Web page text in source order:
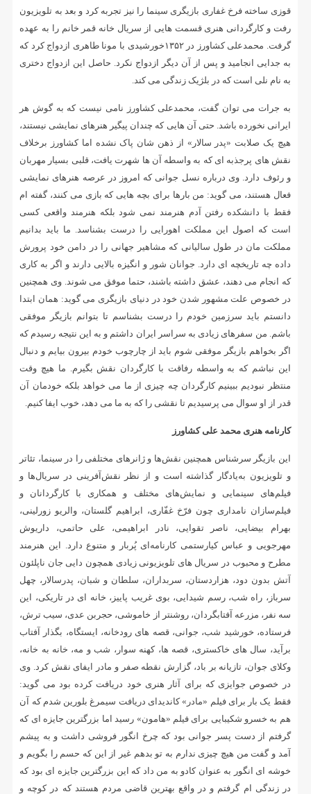
قوزی ساخته فرخ غفاری بازیگری سینما را نیز تجربه کرد و بعد به تلویزیون
رفت و کارگردانی هنری قسمت هایی از سریال خانه قمر خانم را به عهده
گرفت. محمدعلی کشاورز در ۱۳۵۲خورشیدی با مونا طاهری ازدواج کرد که
به جدایی انجامید و پس از آن دیگر ازدواج نکرد. حاصل این ازدواج دختری
به نام نلی است که در بلژیک زندگی می کند.
به جرات می توان گفت، محمدعلی کشاورز نامی نیست که به گوش هر
ایرانی نخورده باشد. حتی آن هایی که چندان پیگیر هنرهای نمایشی نیستند،
هیچ یک صلابت «پدر سالار» از ذهن شان پاک نشده اما کشاورز برخلاف
نقش های پرجذبه ای که به واسطه آن ها شهرت یافت، قلبی بسیار مهربان
و رئوف دارد. وی درباره نسل جوانی که امروز در عرصه هنرهای نمایشی
فعال هستند، می گوید: من بارها برای بچه هایی که بازی می کنند، گفته ام
فقط با دانشکده رفتن آدم هنرمند نمی شود بلکه هنرمند واقعی کسی
است که اصول این مملکت اهورایی را درست بشناسد. ما باید بدانیم
مملکت مان در طول سالیانی که مشاهیر جهانی را در دامن خود پرورش
داده چه تاریخچه ای دارد. جوانان شور و انگیزه بالایی دارند و اگر به کاری
که انجام می دهند، عشق داشته باشند، حتما موفق می شوند. وی همچنین
در خصوص علت مشهور شدن خود در دنیای بازیگری می گوید: همان ابتدا
دانستم باید سرزمین خودم را درست بشناسم تا بتوانم بازیگر موفقی
باشم. من سفرهای زیادی به سراسر ایران داشتم و به این نتیجه رسیدم که
اگر بخواهم بازیگر موفقی شوم باید از چارچوب خودم بیرون بیایم و دنبال
این نباشم که به واسطه رفاقت با کارگردان نقش بگیرم. ما هیچ وقت
منتظر نبودیم ببینیم کارگردان چه چیزی از ما می خواهد بلکه خودمان آن
قدر از او سوال می پرسیدیم تا نقشی را که به ما می دهد، خوب ایفا کنیم.
کارنامه هنری محمد علی کشاورز
این بازیگر سرشناس همچنین نقش‌ها و ژانرهای مختلفی را در سینما، تئاتر
و تلویزیون به‌یادگار گذاشته است و از نظر نقش‌آفرینی در سریال‌ها و
فیلم‌های سینمایی و نمایش‌های مختلف و همکاری با کارگردانان و
فیلم‌سازان نامداری چون فرّخ غفّاری، ابراهیم گلستان، والریو زورلینی،
بهرام بیضایی، ناصر تقوایی، نادر ابراهیمی، علی حاتمی، داریوش
مهرجویی و عباس کیارستمی کارنامه‌ای پُربار و متنوع دارد. این هنرمند
مطرح و محبوب در سریال های تلویزیونی زیادی همچون دایی جان ناپلئون
آتش بدون دود، هزاردستان، سربداران، سلطان و شبان، پدرسالار، چهل
سرباز، راه شب، رسم شیدایی، بوی غریب پاییز، خانه ای در تاریکی، این
سه نفر، مزرعه آفتابگردان، روشنتر از خاموشی، حجربن عدی، سیب ترش،
فرستاده، خورشید شب، جوانی، قصه های رودخانه، ایستگاه، بگذار آفتاب
برآید، سال های خاکستری، قصه ها، کهنه سوار، شب و مه، خانه به خانه،
وکلای جوان، تازیانه بر باد، گزارش نقطه صفر و مادر ایفای نقش کرد. وی
در خصوص جوایزی که برای آثار هنری خود دریافت کرده بود می گوید:
فقط یک بار برای فیلم «مادر» کاندیدای دریافت سیمرغ بلورین شدم که آن
هم به خسرو شکیبایی برای فیلم «هامون» رسید اما بزرگترین جایزه ای که
گرفتم از دست پسر جوانی بود که چرخ انگور فروشی داشت و به پیشم
آمد و گفت من هیچ چیزی ندارم به تو بدهم غیر از این که حسم را بگویم و
خوشه ای انگور به عنوان کادو به من داد که این بزرگترین جایزه ای بود که
در زندگی ام گرفتم و در واقع بهترین قاضی مردم هستند که در کوچه و